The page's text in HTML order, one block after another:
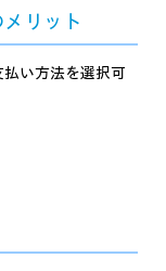
リット
い方法を選択可